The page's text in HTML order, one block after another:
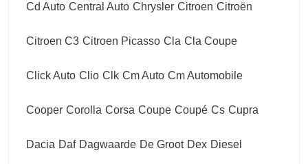
Cd Auto Central Auto Chrysler Citroen Citroën
Citroen C3 Citroen Picasso Cla Cla Coupe
Click Auto Clio Clk Cm Auto Cm Automobile
Cooper Corolla Corsa Coupe Coupé Cs Cupra
Dacia Daf Dagwaarde De Groot Dex Diesel